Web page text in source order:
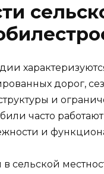
дорог,
и
часто
и
в сельской